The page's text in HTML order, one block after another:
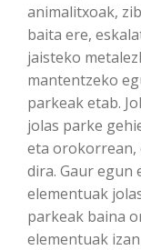
animalitxoak,
baita ere,
jaisteko
mantentzeko
parkeak etab.
jolas parke
eta orokorrean,
dira. Gaur egun
elementuak
parkeak baina
elementuak